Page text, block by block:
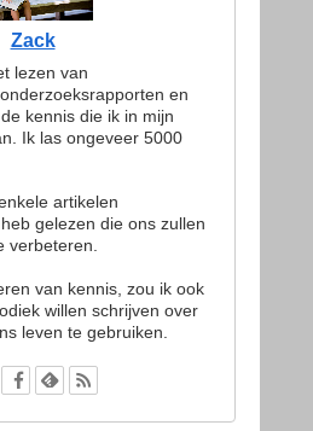
Zack
lezen van
en
kennis die ik in mijn
Ik las ongeveer 5000
artikelen
gelezen die ons zullen
verbeteren.
van kennis, zou ik ook
willen schrijven over
leven te gebruiken.